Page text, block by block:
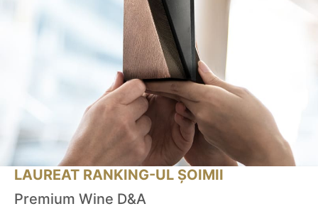
LAUREAT RANKING-UL ȘOIMII
Premium Wine D&A